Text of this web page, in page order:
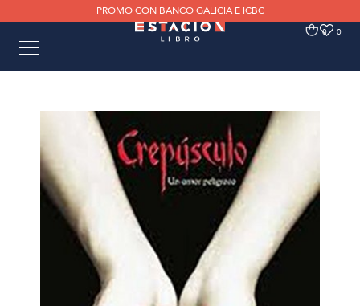
PROMO CON BANCO GALICIA E ICBC
0 0